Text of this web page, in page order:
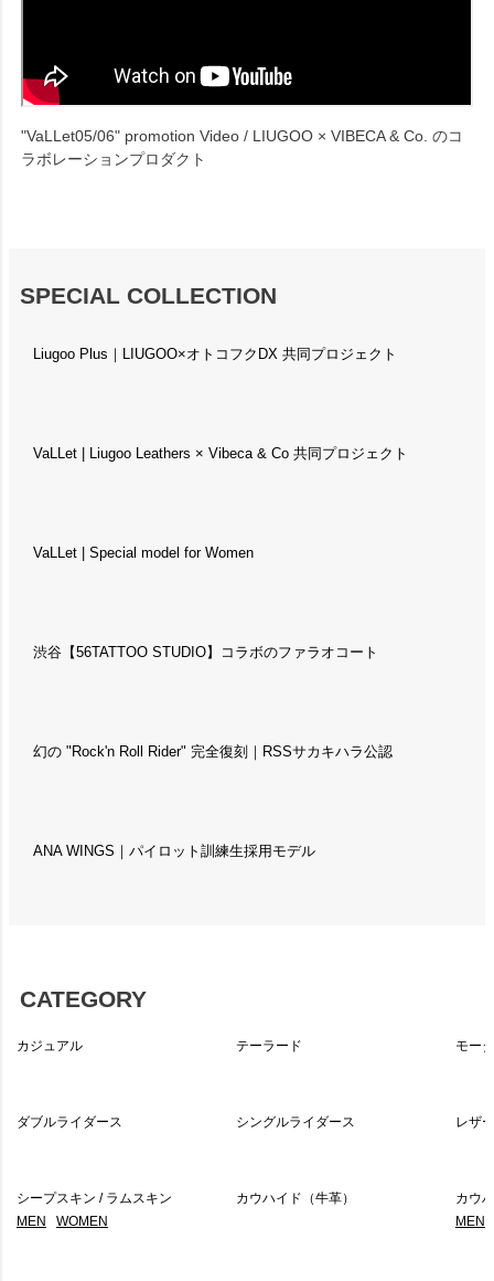
"VaLLet05/06" promotion Video / LIUGOO × VIBECA & Co. のコ
ラボレーションプロダクト
SPECIAL COLLECTION
Liugoo Plus｜LIUGOO×オトコフクDX 共同プロジェクト
VaLLet | Liugoo Leathers × Vibeca & Co 共同プロジェクト
VaLLet | Special model for Women
渋谷【56TATTOO STUDIO】コラボのファラオコート
幻の "Rock'n Roll Rider" 完全復刻｜RSSサカキハラ公認
ANA WINGS｜パイロット訓練生採用モデル
CATEGORY
カジュアル テーラード モー
ダブルライダース シングルライダース レザ
シープスキン / ラムスキン
MEN
WOMEN
カウハイド（牛革）
カウ
MEN